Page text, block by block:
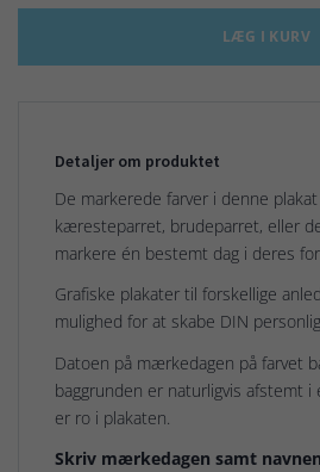
LÆG I KURV
Detaljer om produktet
De markerede farver i denne
kæresteparret, brudeparret, eller
markere én bestemt dag i deres
Grafiske plakater til forskellige
mulighed for at skabe DIN
Datoen på mærkedagen på farvet
baggrunden er naturligvis afstemt i
er ro i plakaten.
Skriv mærkedagen samt